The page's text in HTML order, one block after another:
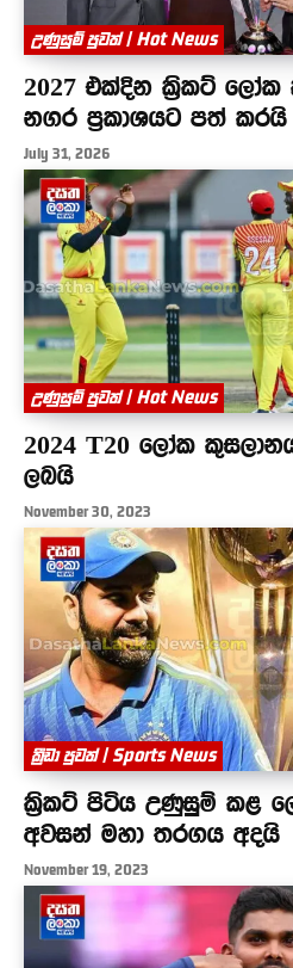
උණුසුම් පුවත් | Hot News
2027 එක්දින ක්‍රිකට්
නගර ප්‍රකාශයට පත් කරයි
July 31, 2026
උණුසුම් පුවත් | Hot News
2024 T20 ලෝක
ලබයි
November 30, 2023
ක්‍රීඩා පුවත් | Sports News
ක්‍රිකට් පිටිය උණුසුම් කළ
අවසන් මහා තරගය අදයි
November 19, 2023